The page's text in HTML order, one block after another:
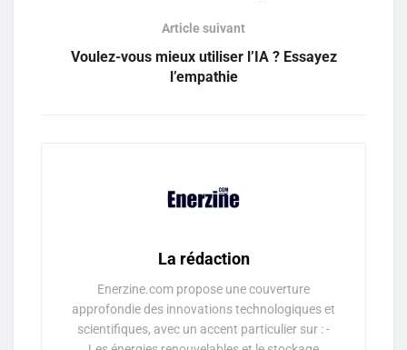
Article suivant
Voulez-vous mieux utiliser l’IA ? Essayez
l’empathie
La rédaction
Enerzine.com propose une couverture
approfondie des innovations technologiques et
scientifiques, avec un accent particulier sur : -